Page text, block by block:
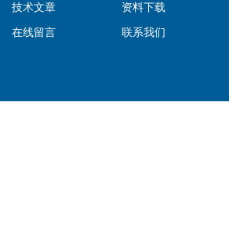
技术文章
资料下载
在线留言
联系我们